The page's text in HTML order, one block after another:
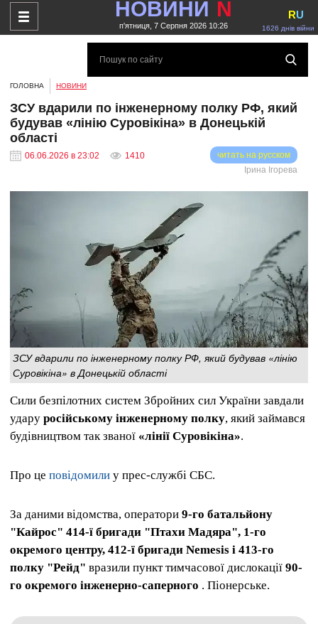
НОВИНИ N
п'ятниця, 7 Серпня 2026 10:26 1626 днів війни
RU
ГОЛОВНА НОВИНИ
ЗСУ вдарили по інженерному полку РФ, який
будував «лінію Суровікіна» в Донецькій
області
06.06.2026 в 23:02 1410
читать на русском
Ірина Ігорева
ЗСУ вдарили по інженерному полку РФ, який будував «лінію
Суровікіна» в Донецькій області
Сили безпілотних систем Збройних сил України завдали
удару російському інженерному полку, який займався
будівництвом так званої «лінії Суровікіна».
Про це повідомили у прес-службі СБС.
За даними відомства, оператори 9-го батальйону
"Кайрос" 414-ї бригади "Птахи Мадяра", 1-го
окремого центру, 412-ї бригади Nemesis і 413-го
полку "Рейд" вразили пункт тимчасової дислокації 90-
го окремого інженерно-саперного . Піонерське.